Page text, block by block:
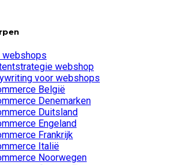
webshops
webshop
voor webshops
België
Denemarken
Duitsland
Engeland
Frankrijk
Italië
Noorwegen